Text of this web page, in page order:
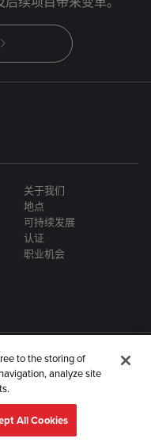
关于我们
地点
可持续发展
认证
职业机会
制造企业集团：
to the storing of
analyze site
All Cookies